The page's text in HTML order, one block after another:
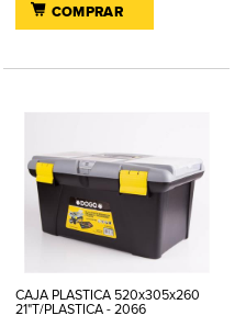
COMPRAR
CAJA PLASTICA 520x305x260
21"T/PLASTICA - 2066